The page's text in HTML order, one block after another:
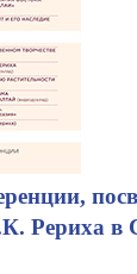
Рериха в